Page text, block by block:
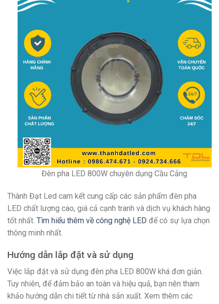
Đèn pha LED 800W chuyên dụng Cầu Cảng
Thành Đạt Led cam kết cung cấp các sản phẩm đèn pha
LED chất lượng cao, giá cả cạnh tranh và dịch vụ khách hàng
tốt nhất. Tìm hiểu thêm về công nghệ LED để có sự lựa chọn
thông minh nhất.
Hướng dẫn lắp đặt và sử dụng
Việc lắp đặt và sử dụng đèn pha LED 800W khá đơn giản.
Tuy nhiên, để đảm bảo an toàn và hiệu quả, bạn nên tham
khảo hướng dẫn chi tiết từ nhà sản xuất. Xem thêm các